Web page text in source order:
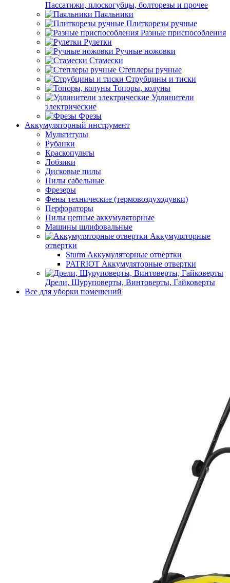
Пассатижи, плоскогубцы, болторезы и прочее
Паяльники
Плиткорезы ручные
Разные приспособления
Рулетки
Ручные ножовки
Стамески
Степлеры ручные
Струбцины и тиски
Топоры, колуны
Удлинители
электрические
Фрезы
Аккумуляторный инструмент
Мультитулы
Рубанки
Краскопульты
Лобзики
Дисковые пилы
Пилы сабельные
Фрезеры
Фены технические (термовоздуходувки)
Перфораторы
Пилы цепные аккумуляторные
Машины шлифовальные
Аккумуляторные
отвертки
Sturm Аккумуляторные отвертки
PATRIOT Аккумуляторные отвертки
Дрели, Шуруповерты, Винтоверты, Гайковерты
Все для уборки помещений